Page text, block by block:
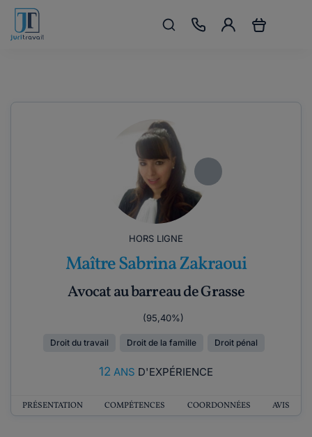
HORS LIGNE
Maître Sabrina Zakraoui
Avocat au barreau de Grasse
(95,40%)
Droit du travail Droit de la famille Droit pénal
12 ANS D'EXPÉRIENCE
PRÉSENTATION COMPÉTENCES COORDONNÉES AVIS